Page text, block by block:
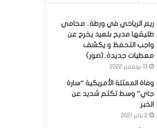
ريم الرياحي في ورطة.. محامي
طليقها مديح بلعيد يخرج عن
واجب التحفظ و يكشف
معطيات جديدة..(صور)
13 نوفمبر 2022
وفاة الممثلة الأمريكية “سارة
جاي” وسط تكتم شديد عن
الخبر
2 يناير 2021